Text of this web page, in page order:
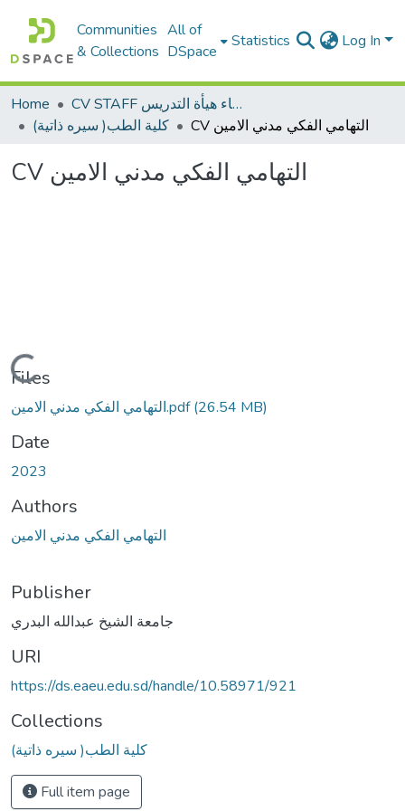
Communities
& Collections
All of
DSpace
Statistics Log In
Home
CV STAFF السيره الذاتية لأعضاء هيأة التدريس
(سيره ذاتية )كلية الطب
CV التهامي الفكي مدني الامين
CV التهامي الفكي مدني الامين
Loading...
Files
التهامي الفكي مدني الامين.pdf(26.54 MB)
Date
2023
Authors
التهامي الفكي مدني الامين
Publisher
جامعة الشيخ عبدالله البدري
URI
https://ds.eaeu.edu.sd/handle/10.58971/921
Collections
(سيره ذاتية )كلية الطب
Full item page